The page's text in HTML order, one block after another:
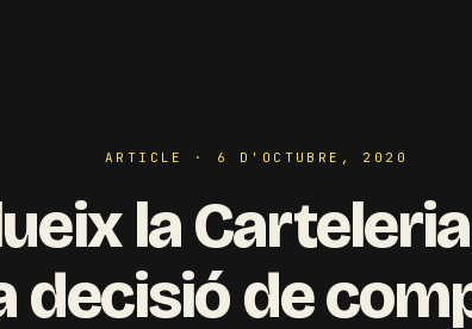
ARTICLE · 6 D'OCTUBRE, 2020
la
decisió de